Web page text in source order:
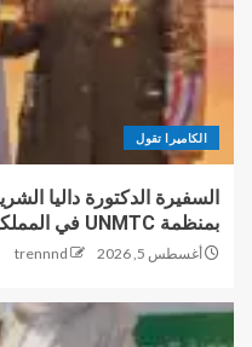
الكاميرا تقول
السفيرة الدكتورة داليا
بمنظمة UNMTC في المملكة العربية السعودية
أغسطس 5, 2026 trennnd